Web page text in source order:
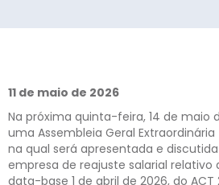
11 de maio de 2026
Na próxima quinta-feira, 14 de maio
uma Assembleia Geral Extraordinária
na qual será apresentada e
empresa de reajuste salarial relativo
data-base 1 de abril de 2026, do ACT